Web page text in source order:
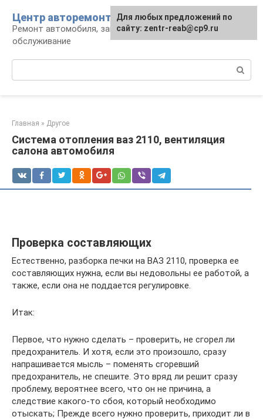
контенту
Центр авторемонта
Ремонт автомобиля, запчасти и
обслуживание
Главная » Другое
Система отопления ваз 2110, вентиляция
салона автомобиля
Проверка составляющих
Естественно, разборка печки на ВАЗ 2110, проверка ее
составляющих нужна, если вы недовольны ее работой, а
также, если она не поддается регулировке.
Итак:
Первое, что нужно сделать – проверить, не сгорел ли
предохранитель. И хотя, если это произошло, сразу
напрашивается мысль – поменять сгоревший
предохранитель, не спешите. Это вряд ли решит сразу
проблему, вероятнее всего, что он не причина, а
следствие какого-то сбоя, который необходимо
отыскать; Прежде всего нужно проверить, приходит ли в
Для любых предложений по
сайту: zentr-reab@cp9.ru